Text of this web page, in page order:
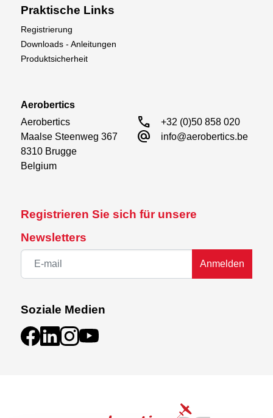
Registrieren Sie sich für unsere
Newsletters
Anmelden
Soziale Medien
Praktische Links
Registrierung
Downloads - Anleitungen
Produktsicherheit
Aerobertics
Aerobertics
Maalse Steenweg 367
8310 Brugge
Belgium
call +32 (0)50 858 020
alternate_email info@aerobertics.be